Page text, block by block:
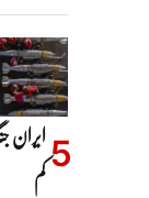
ایران
کم